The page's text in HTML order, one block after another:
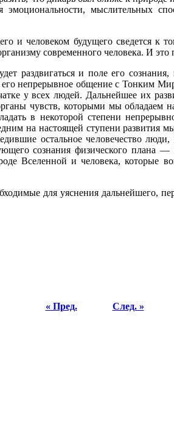
мыслительных
и человеком будущего сведется к
современного человека. И
раздвигаться и поле его
непрерывное общение с Тонким
у всех людей. Дальнейшее их
чувств, которыми мы обладаем
в некоторой степени
на настоящей ступени развития
остальное человечество
сознания физического
Вселенной и человека, которые
для уяснения дальнейшего,
« Пред. След. »